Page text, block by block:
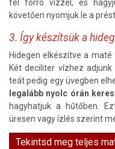
fel forró vízzel, és
követően nyomjuk le a
3. Így készítsük a
Hidegen elkészítve a maté
Két deciliter vízhez
teát pedig egy üvegben
legalább nyolc órán
hagyhatjuk a hűtőben.
üresen vagy ízlés szerint
Tekintsd meg teljes